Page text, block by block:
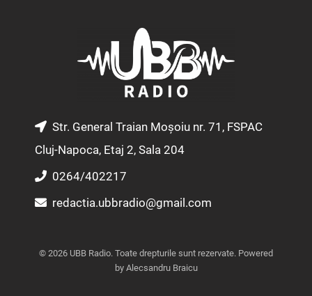
m
o
k
e
Str. General Traian Moșoiu nr. 71, FSPAC
Cluj-Napoca, Etaj 2, Sala 204
0264/402217
redactia.ubbradio@gmail.com
© 2026 UBB Radio. Toate drepturile sunt rezervate. Powered
by Alecsandru Braicu